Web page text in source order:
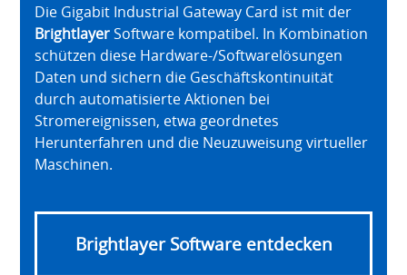
Die Gigabit Industrial Gateway Card ist mit der
BrightlayerSoftware kompatibel. In Kombination
schützen diese Hardware‑/Softwarelösungen
Daten und sichern die Geschäftskontinuität
durch automatisierte Aktionen bei
Stromereignissen, etwa geordnetes
Herunterfahren und die Neuzuweisung virtueller
Maschinen.
Brightlayer Software entdecken